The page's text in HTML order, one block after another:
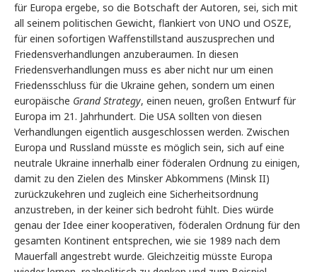
für Europa ergebe, so die Botschaft der Autoren, sei, sich mit
all seinem politischen Gewicht, flankiert von UNO und OSZE,
für einen sofortigen Waffenstillstand auszusprechen und
Friedensverhandlungen anzuberaumen. In diesen
Friedensverhandlungen muss es aber nicht nur um einen
Friedensschluss für die Ukraine gehen, sondern um einen
europäische Grand Strategy, einen neuen, großen Entwurf für
Europa im 21. Jahrhundert. Die USA sollten von diesen
Verhandlungen eigentlich ausgeschlossen werden. Zwischen
Europa und Russland müsste es möglich sein, sich auf eine
neutrale Ukraine innerhalb einer föderalen Ordnung zu einigen,
damit zu den Zielen des Minsker Abkommens (Minsk II)
zurückzukehren und zugleich eine Sicherheitsordnung
anzustreben, in der keiner sich bedroht fühlt. Dies würde
genau der Idee einer kooperativen, föderalen Ordnung für den
gesamten Kontinent entsprechen, wie sie 1989 nach dem
Mauerfall angestrebt wurde. Gleichzeitig müsste Europa